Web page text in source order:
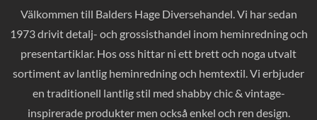
Välkommen till Balders Hage Diversehandel. Vi har sedan
1973 drivit detalj- och grossisthandel inom heminredning och
presentartiklar. Hos oss hittar ni ett brett och noga utvalt
sortiment av lantlig heminredning och hemtextil. Vi erbjuder
en traditionell lantlig stil med shabby chic & vintage-
inspirerade produkter men också enkel och ren design.